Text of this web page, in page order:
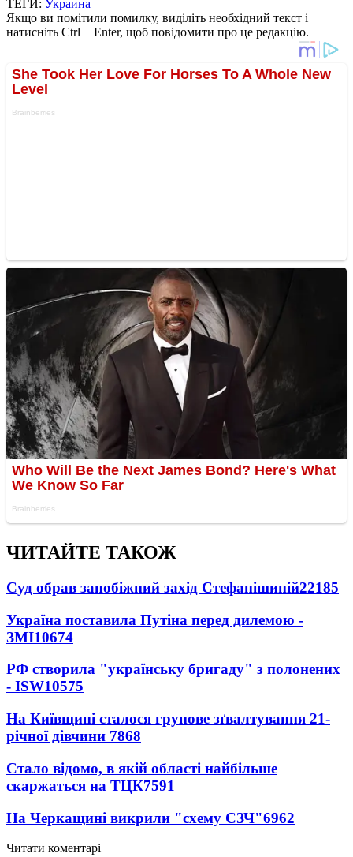
ТЕГИ: Украина
Якщо ви помітили помилку, виділіть необхідний текст і
натисніть Ctrl + Enter, щоб повідомити про це редакцію.
ЧИТАЙТЕ ТАКОЖ
Суд обрав запобіжний захід Стефанішиній22185
Україна поставила Путіна перед дилемою -
ЗМІ10674
РФ створила "українську бригаду" з полонених
- ISW10575
На Київщині сталося групове зґвалтування 21-
річної дівчини 7868
Стало відомо, в якій області найбільше
скаржаться на ТЦК7591
На Черкащині викрили "схему СЗЧ"6962
Читати коментарі